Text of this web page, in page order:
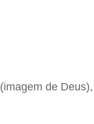
(imagem de Deus),